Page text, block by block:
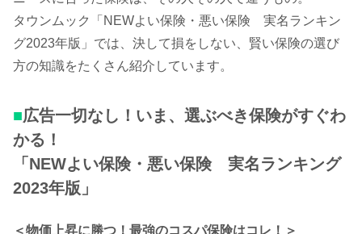
タウンムック「NEWよい保険・悪い保険 実名ランキン
グ2023年版」では、決して損をしない、賢い保険の選び
方の知識をたくさん紹介しています。
■広告一切なし！いま、選ぶべき保険がすぐわ
かる！
「NEWよい保険・悪い保険 実名ランキング
2023年版 」
＜物価上昇に勝つ！最強のコスパ保険はコレ！＞